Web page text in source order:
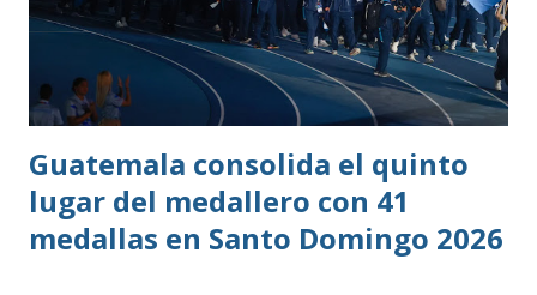
Guatemala consolida el quinto
lugar del medallero con 41
medallas en Santo Domingo 2026